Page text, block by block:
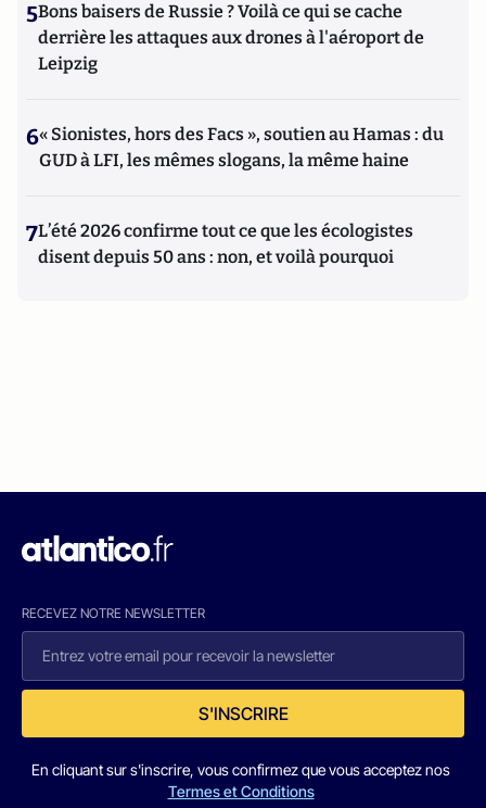
5Bons baisers de Russie ? Voilà ce qui se cache
derrière les attaques aux drones à l'aéroport de
Leipzig
6« Sionistes, hors des Facs », soutien au Hamas : du
GUD à LFI, les mêmes slogans, la même haine
7L’été 2026 confirme tout ce que les écologistes
disent depuis 50 ans : non, et voilà pourquoi
RECEVEZ NOTRE NEWSLETTER
S'INSCRIRE
En cliquant sur s'inscrire, vous confirmez que vous acceptez nos
Termes et Conditions